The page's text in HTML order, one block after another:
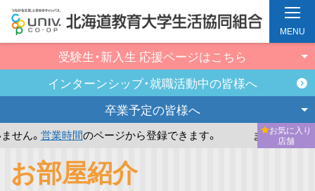
受験生・新入生 応援ページはこちら
インターンシップ・就職活動中の皆様へ
卒業予定の皆様へ
営業時間のページから登録できます。 まだお気に入り店
お気に入り
店舗
MENU
お部屋紹介